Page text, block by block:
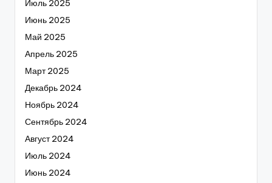
Июль 2025
Июнь 2025
Май 2025
Апрель 2025
Март 2025
Декабрь 2024
Ноябрь 2024
Сентябрь 2024
Август 2024
Июль 2024
Июнь 2024